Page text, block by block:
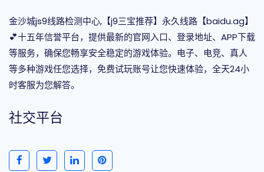
金沙城js9线路检测中心,【j9三宝推荐】永久线路【baidu.ag】
💕十五年信誉平台，提供最新的官网入口、登录地址、APP下载
等服务，确保您畅享安全稳定的游戏体验。电子、电竞、真人
等多种游戏任您选择，免费试玩账号让您快速体验，全天24小
时客服为您解答。
社交平台